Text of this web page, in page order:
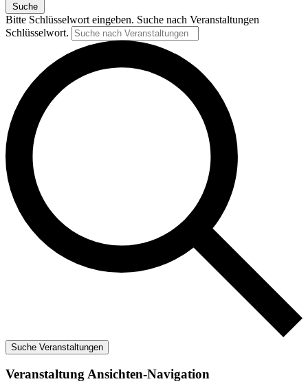
Suche
Bitte Schlüsselwort eingeben. Suche nach Veranstaltungen
Schlüsselwort.
Suche Veranstaltungen
Veranstaltung Ansichten-Navigation